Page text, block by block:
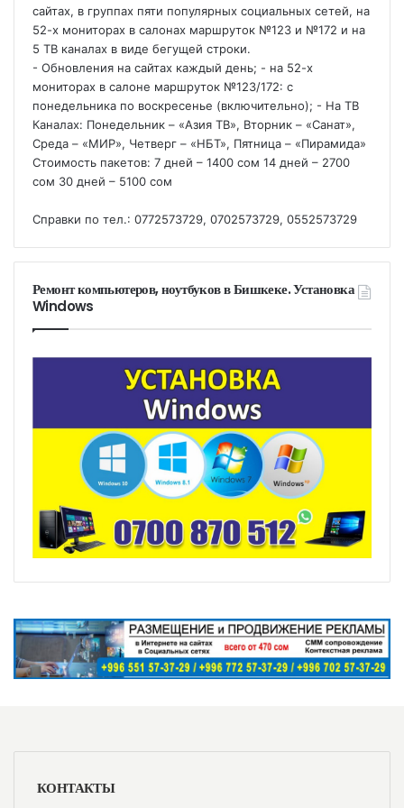
сайтах, в группах пяти популярных социальных сетей, на
52-х мониторах в салонах маршруток №123 и №172 и на
5 ТВ каналах в виде бегущей строки.
- Обновления на сайтах каждый день; - на 52-х
мониторах в салоне маршруток №123/172: с
понедельника по воскресенье (включительно); - На ТВ
Каналах: Понедельник – «Азия ТВ», Вторник – «Санат»,
Среда – «МИР», Четверг – «НБТ», Пятница – «Пирамида»
Стоимость пакетов: 7 дней – 1400 сом 14 дней – 2700
сом 30 дней – 5100 сом
Справки по тел.: 0772573729, 0702573729, 0552573729
Ремонт компьютеров, ноутбуков в Бишкеке. Установка
Windows
КОНТАКТЫ